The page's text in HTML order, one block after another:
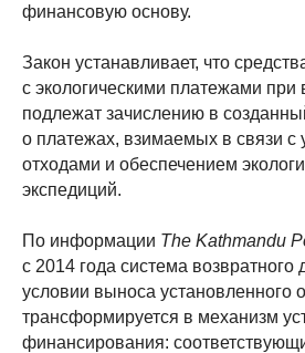
финансовую основу.
Закон устанавливает, что
с экологическими платежами
подлежат зачислению в
о платежах, взимаемых в связи с
отходами и обеспечением
экспедиций.
По информации The Kathmandu
с 2014 года система возвратного
условии выноса установленного
трансформируется в механизм
финансирования: